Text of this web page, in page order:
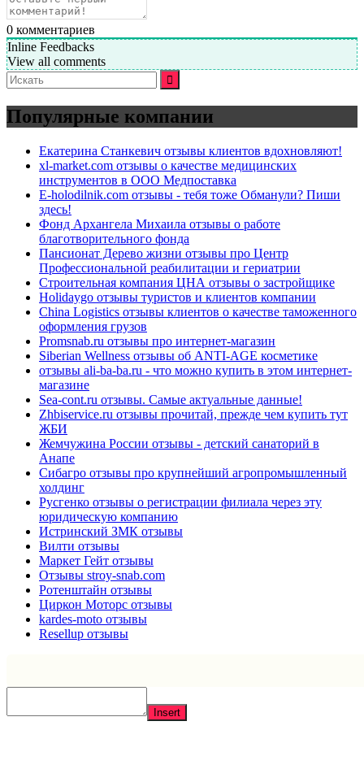
0 комментариев
Inline Feedbacks
View all comments
Искать:
Популярные компании
Екатерина Станкевич отзывы клиентов вдохновляют!
xl-market.com отзывы о качестве медицинских
инструментов в ООО Медпоставка
E-holodilnik.com отзывы - тебя тоже Обманули? Пиши
здесь!
Фонд Архангела Михаила отзывы о работе
благотворительного фонда
Пансионат Дерево жизни отзывы про Центр
Профессиональной реабилитации и гериатрии
Строительная компания ЦНА отзывы о застройщике
Holidaygo отзывы туристов и клиентов компании
China Logistics отзывы клиентов о качестве таможенного
оформления грузов
Promsnab.ru отзывы про интернет-магазин
Siberian Wellness отзывы об ANTI-AGE косметике
отзывы ali-ba-ba.ru - что можно купить в этом интернет-
магазине
Sea-cont.ru отзывы. Самые актуальные данные!
Zhbiservice.ru отзывы прочитай, прежде чем купить тут
ЖБИ
Жемчужина России отзывы - детский санаторий в
Анапе
Сибагро отзывы про крупнейший агропромышленный
холдинг
Русгенко отзывы о регистрации филиала через эту
юридическую компанию
Истринский ЗМК отзывы
Вилти отзывы
Маркет Гейт отзывы
Отзывы stroy-snab.com
Ротенштайн отзывы
Циркон Моторс отзывы
kardes-moto отзывы
Resellup отзывы
Insert